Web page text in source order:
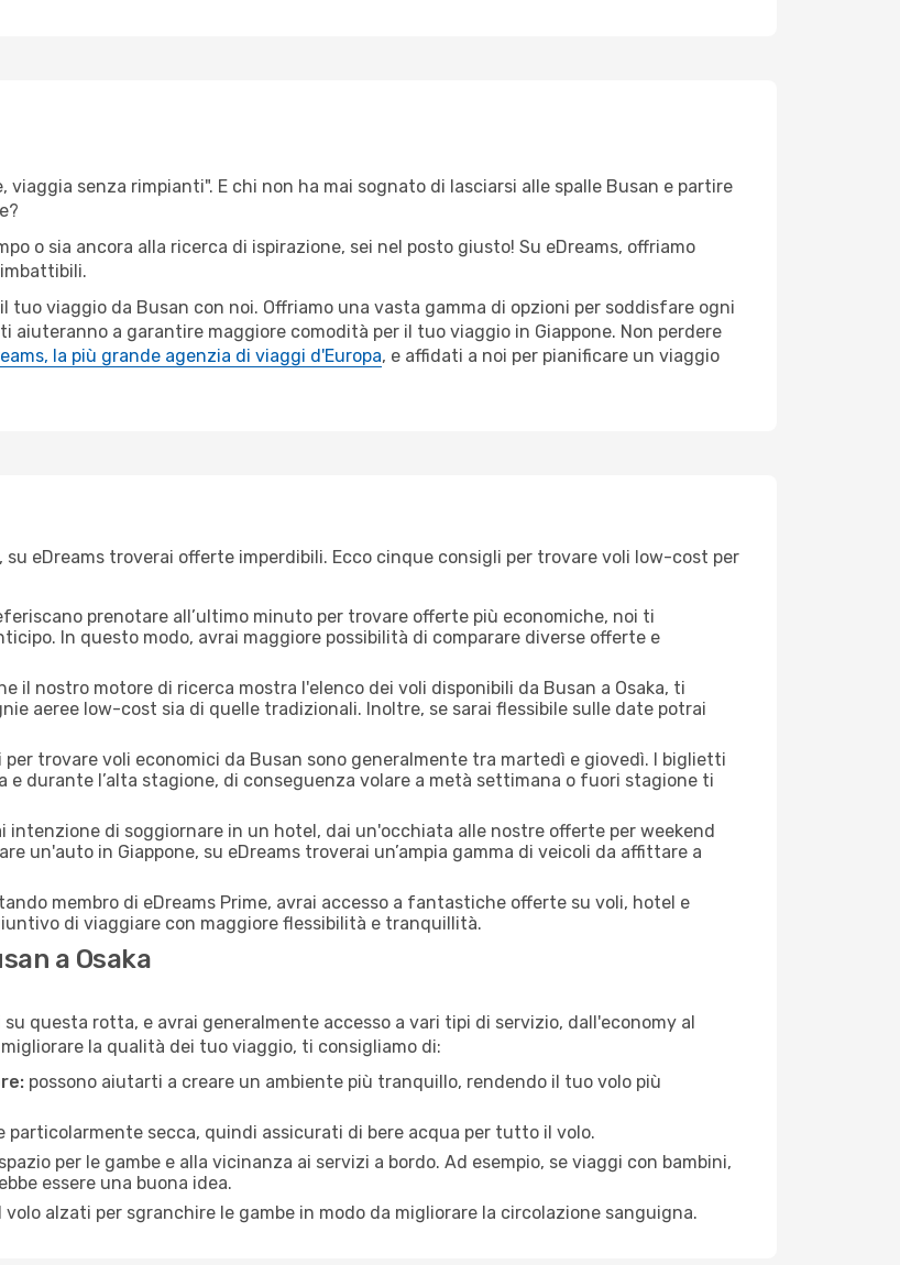
viaggia senza rimpianti". E chi non ha mai sognato di lasciarsi alle spalle Busan e partire
o sia ancora alla ricerca di ispirazione, sei nel posto giusto! Su eDreams, offriamo
viaggio da Busan con noi. Offriamo una vasta gamma di opzioni per soddisfare ogni
a garantire maggiore comodità per il tuo viaggio in Giappone. Non perdere
la più grande agenzia di viaggi d'Europa, e affidati a noi per pianificare un viaggio
su eDreams troverai offerte imperdibili. Ecco cinque consigli per trovare voli low-cost per
prenotare all’ultimo minuto per trovare offerte più economiche, noi ti
In questo modo, avrai maggiore possibilità di comparare diverse offerte e
il nostro motore di ricerca mostra l'elenco dei voli disponibili da Busan a Osaka, ti
aeree low-cost sia di quelle tradizionali. Inoltre, se sarai flessibile sulle date potrai
trovare voli economici da Busan sono generalmente tra martedì e giovedì. I biglietti
e durante l’alta stagione, di conseguenza volare a metà settimana o fuori stagione ti
intenzione di soggiornare in un hotel, dai un'occhiata alle nostre offerte per weekend
un'auto in Giappone, su eDreams troverai un’ampia gamma di veicoli da affittare a
membro di eDreams Prime, avrai accesso a fantastiche offerte su voli, hotel e
di viaggiare con maggiore flessibilità e tranquillità.
a Osaka
questa rotta, e avrai generalmente accesso a vari tipi di servizio, dall'economy al
la qualità dei tuo viaggio, ti consigliamo di:
possono aiutarti a creare un ambiente più tranquillo, rendendo il tuo volo più
particolarmente secca, quindi assicurati di bere acqua per tutto il volo.
per le gambe e alla vicinanza ai servizi a bordo. Ad esempio, se viaggi con bambini,
essere una buona idea.
alzati per sgranchire le gambe in modo da migliorare la circolazione sanguigna.